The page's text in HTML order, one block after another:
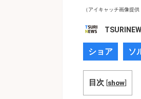
（アイキャッチ画像提
ショア ソ
目次 [show]